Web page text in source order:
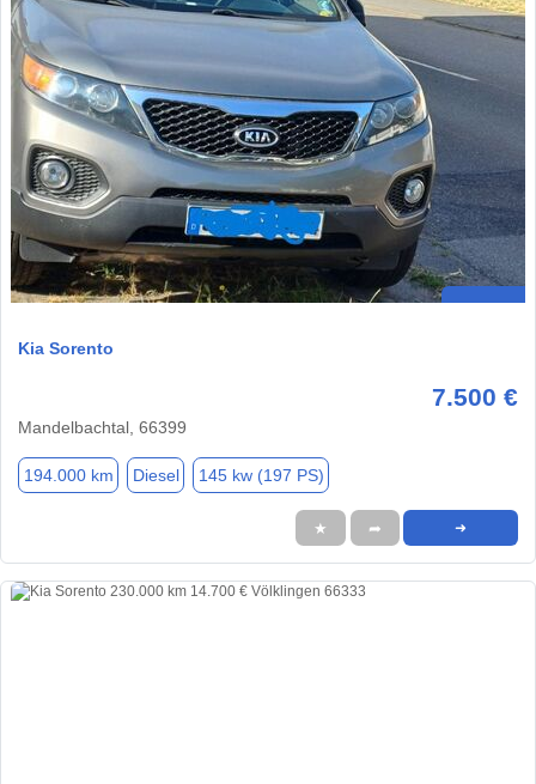
Kia Sorento
7.500 €
Mandelbachtal, 66399
194.000 km Diesel 145 kw (197 PS)
★ ➦ ➜